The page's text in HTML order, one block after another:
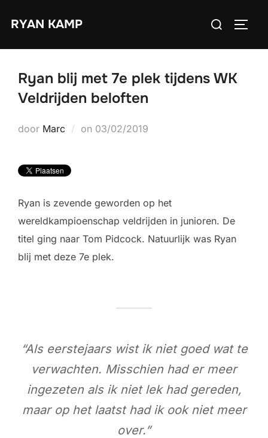
naarRYAN KAMP
Zoek
Ryan blij met 7e plek tijdens WK
Veldrijden beloften
door Marc on Geplaatst
03/02/2019
Ryan is zevende geworden op het
wereldkampioenschap veldrijden in junioren. De
titel ging naar Tom Pidcock. Natuurlijk was Ryan
blij met deze 7e plek.
“Als eerstejaars wist ik niet goed wat te
verwachten. Misschien had er meer
ingezeten als ik niet lek had gereden,
maar op het laatst had ik ook niet meer
over.”